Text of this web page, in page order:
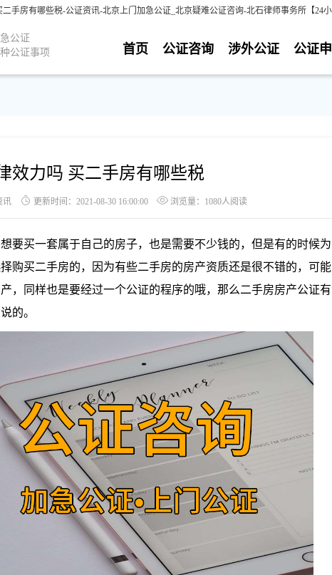
手房有哪些税-公证资讯-北京上门加急公证_北京疑难公证咨询-北石律师事务所【24小
公证
公证事项
公证
涉外公证
公证咨询
首页
效力吗 买二手房有哪些税
讯 更新时间：2021-08-30 16:00:00 浏览量：1080人阅读
买一套属于自己的房子，也是需要不少钱的，但是有的时候
购买二手房的，因为有些二手房的房产资质还是很不错的，可
，同样也是要经过一个公证的程序的哦，那么二手房房产公证
的。